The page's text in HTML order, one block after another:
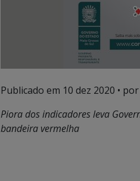
Publicado em 10 dez 2020 •
Piora dos indicadores leva
bandeira vermelha